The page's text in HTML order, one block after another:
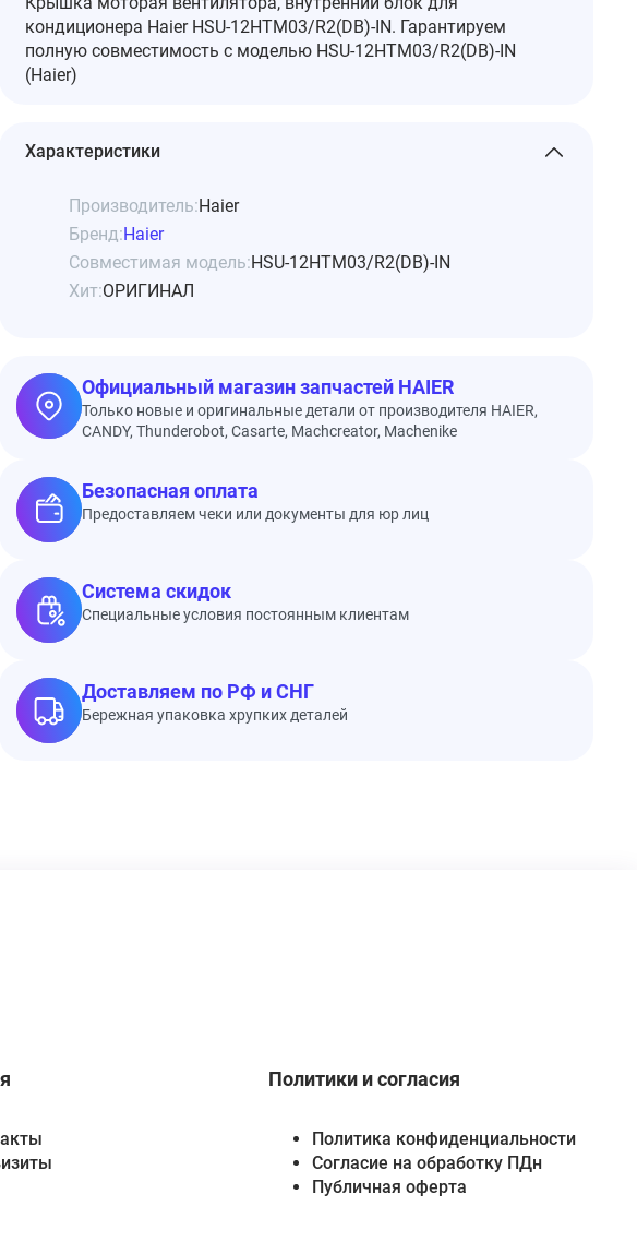
кондиционера Haier HSU-12HTM03/R2(DB)-IN. Гарантируем
полную совместимость с моделью HSU-12HTM03/R2(DB)-IN
(Haier)
Характеристики
Производитель:Haier
Бренд:Haier
Совместимая модель:HSU-12HTM03/R2(DB)-IN
Хит:ОРИГИНАЛ
Официальный магазин запчастей HAIER
Только новые и оригинальные детали от производителя HAIER,
CANDY, Thunderobot, Casarte, Machcreator, Machenike
Безопасная оплата
Предоставляем чеки или документы для юр лиц
Система скидок
Специальные условия постоянным клиентам
Доставляем по РФ и СНГ
Бережная упаковка хрупких деталей
Политики и согласия
Политика конфиденциальности
Согласие на обработку ПДн
Публичная оферта